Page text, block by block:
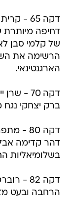
דקה 65
דחיפה מיותרת
של קלמי סבן
הרשימה את
הארגנטינאי.
דקה 70
ברק יצחקי
דקה 80
בשלומיאליות
דקה 82
הרחבה ובעט